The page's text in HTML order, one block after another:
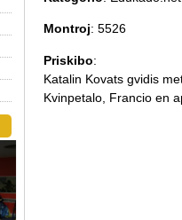
Montroj: 5526
Priskibo:
Katalin Kovats gvidis
Kvinpetalo, Francio en